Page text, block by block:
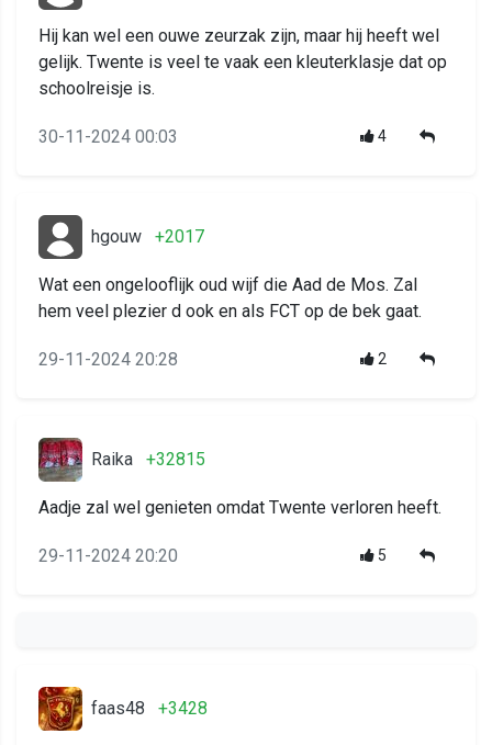
Hij kan wel een ouwe zeurzak zijn, maar hij heeft wel
gelijk. Twente is veel te vaak een kleuterklasje dat op
schoolreisje is.
30-11-2024 00:03 4
hgouw +2017
Wat een ongelooflijk oud wijf die Aad de Mos. Zal
hem veel plezier d ook en als FCT op de bek gaat.
29-11-2024 20:28 2
Raika +32815
Aadje zal wel genieten omdat Twente verloren heeft.
29-11-2024 20:20 5
faas48 +3428